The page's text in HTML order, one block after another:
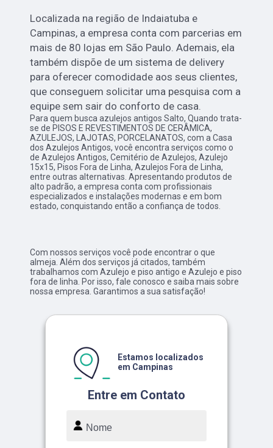
Localizada na região de Indaiatuba e
Campinas, a empresa conta com parcerias em
mais de 80 lojas em São Paulo. Ademais, ela
também dispõe de um sistema de delivery
para oferecer comodidade aos seus clientes,
que conseguem solicitar uma pesquisa com a
equipe sem sair do conforto de casa.
Para quem busca azulejos antigos Salto, Quando trata-
se de PISOS E REVESTIMENTOS DE CERÂMICA,
AZULEJOS, LAJOTAS, PORCELANATOS, com a Casa
dos Azulejos Antigos, você encontra serviços como o
de Azulejos Antigos, Cemitério de Azulejos, Azulejo
15x15, Pisos Fora de Linha, Azulejos Fora de Linha,
entre outras alternativas. Apresentando produtos de
alto padrão, a empresa conta com profissionais
especializados e instalações modernas e em bom
estado, conquistando então a confiança de todos.
Com nossos serviços você pode encontrar o que
almeja. Além dos serviços já citados, também
trabalhamos com Azulejo e piso antigo e Azulejo e piso
fora de linha. Por isso, fale conosco e saiba mais sobre
nossa empresa. Garantimos a sua satisfação!
Entre em Contato
Estamos localizados
em Campinas